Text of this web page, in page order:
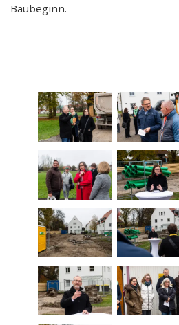
Baubeginn.